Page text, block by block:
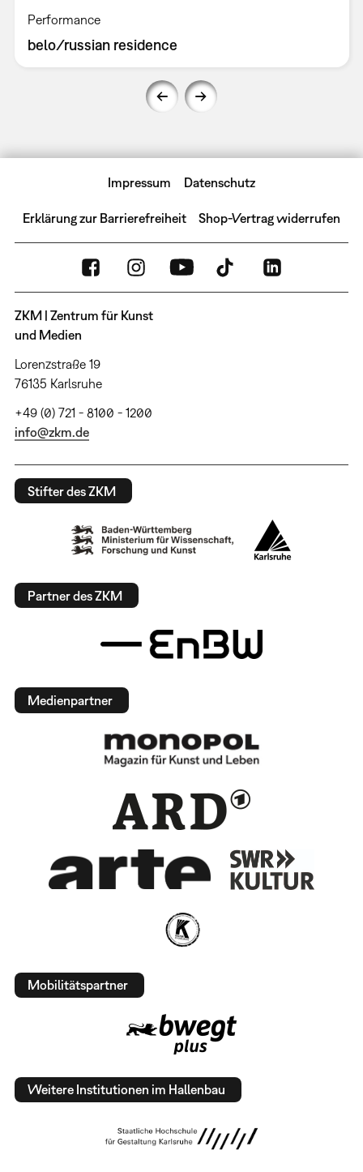
Performance
belo/russian residence
Impressum Datenschutz
Erklärung zur Barrierefreiheit Shop-Vertrag widerrufen
ZKM | Zentrum für Kunst
und Medien
Lorenzstraße 19
76135 Karlsruhe
+49 (0) 721 - 8100 - 1200
info@zkm.de
Stifter des ZKM
Partner des ZKM
Medienpartner
Mobilitätspartner
Weitere Institutionen im Hallenbau